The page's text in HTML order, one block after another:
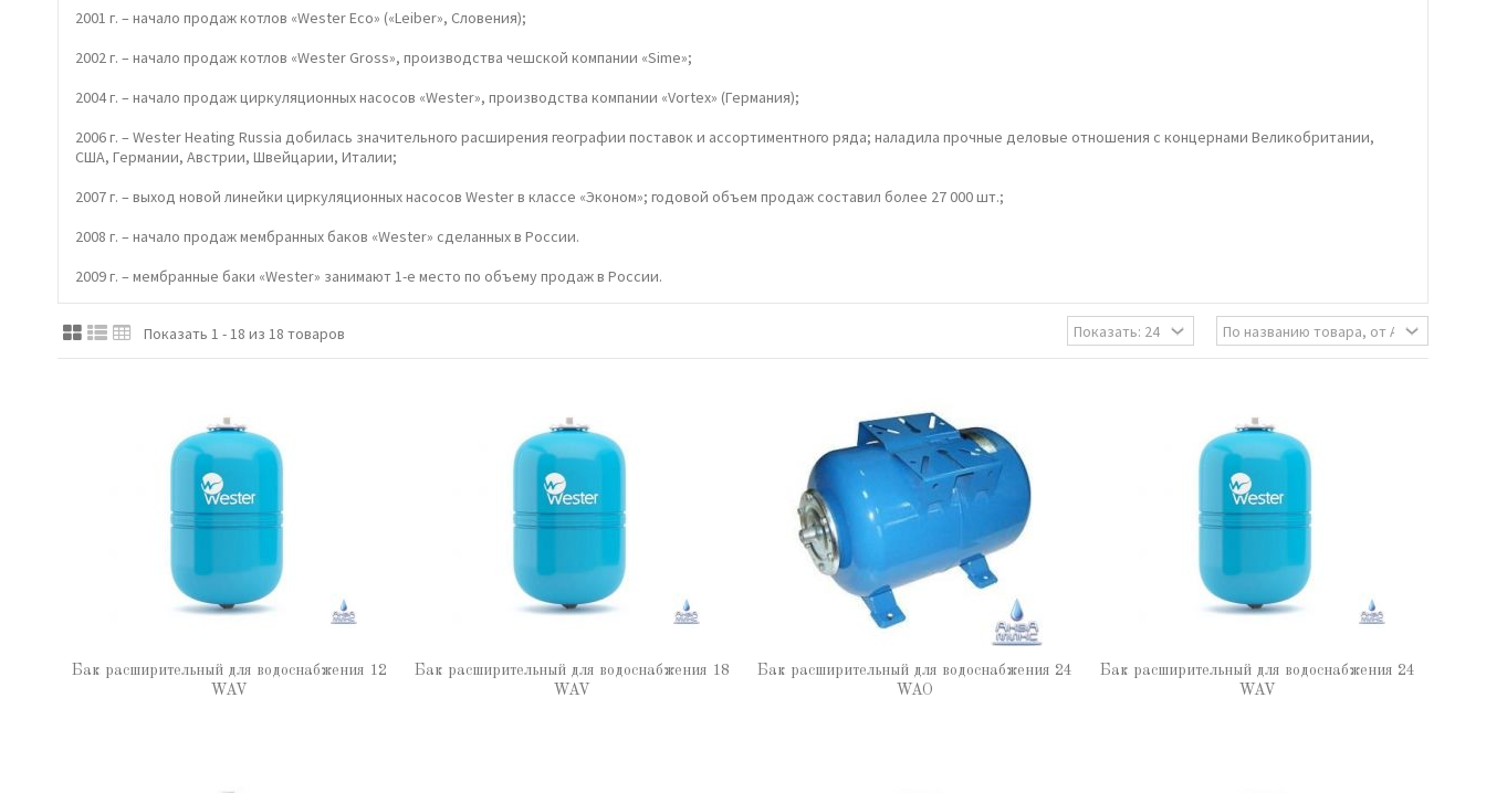
2001 г. – начало продаж котлов «Wester Eco» («Leiber», Словения);
2002 г. – начало продаж котлов «Wester Gross», производства чешской компании «Sime»;
2004 г. – начало продаж циркуляционных насосов «Wester», производства компании «Vortex» (Германия);
2006 г. – Wester Heating Russia добилась значительного расширения географии поставок и ассортиментного ряда; наладила прочные деловые отношения с концернами Великобритании,
США, Германии, Австрии, Швейцарии, Италии;
2007 г. – выход новой линейки циркуляционных насосов Wester в классе «Эконом»; годовой объем продаж составил более 27 000 шт.;
2008 г. – начало продаж мембранных баков «Wester» сделанных в России.
2009 г. – мембранные баки «Wester» занимают 1-е место по объему продаж в России.
Показать 1 - 18 из 18 товаров
Бак расширительный для водоснабжения 12
WAV
Бак расширительный для водоснабжения 18
WAV
Бак расширительный для водоснабжения 24
WAO
Бак расширительный для водоснабжения 24
WAV